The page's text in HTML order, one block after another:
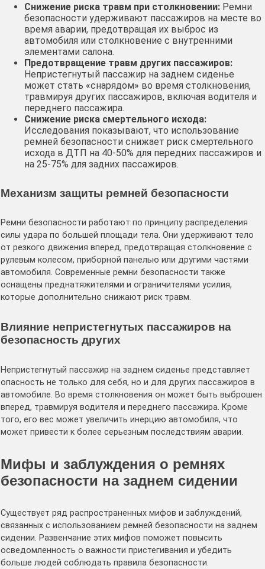
Снижение риска травм при столкновении: Ремни
безопасности удерживают пассажиров на месте во
время аварии, предотвращая их выброс из
автомобиля или столкновение с внутренними
элементами салона.
Предотвращение травм других пассажиров:
Непристегнутый пассажир на заднем сиденье
может стать «снарядом» во время столкновения,
травмируя других пассажиров, включая водителя и
переднего пассажира.
Снижение риска смертельного исхода:
Исследования показывают, что использование
ремней безопасности снижает риск смертельного
исхода в ДТП на 40-50% для передних пассажиров и
на 25-75% для задних пассажиров.
Механизм защиты ремней безопасности
Ремни безопасности работают по принципу распределения
силы удара по большей площади тела. Они удерживают тело
от резкого движения вперед, предотвращая столкновение с
рулевым колесом, приборной панелью или другими частями
автомобиля. Современные ремни безопасности также
оснащены преднатяжителями и ограничителями усилия,
которые дополнительно снижают риск травм.
Влияние непристегнутых пассажиров на
безопасность других
Непристегнутый пассажир на заднем сиденье представляет
опасность не только для себя, но и для других пассажиров в
автомобиле. Во время столкновения он может быть выброшен
вперед, травмируя водителя и переднего пассажира. Кроме
того, его вес может увеличить инерцию автомобиля, что
может привести к более серьезным последствиям аварии.
Мифы и заблуждения о ремнях
безопасности на заднем сидении
Существует ряд распространенных мифов и заблуждений,
связанных с использованием ремней безопасности на заднем
сидении. Развенчание этих мифов поможет повысить
осведомленность о важности пристегивания и убедить
больше людей соблюдать правила безопасности.